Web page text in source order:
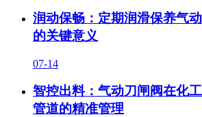
润动保畅：定期润滑保养气
的关键意义
07-14
智控出料：气动刀闸阀在化
管道的精准管理